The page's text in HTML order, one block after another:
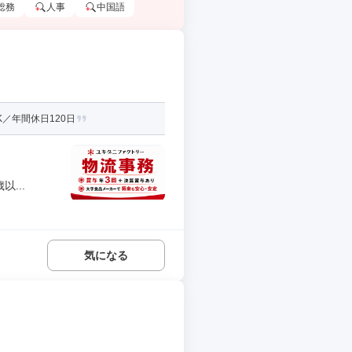
務 人事 中国語
年間休日120日
...
気になる